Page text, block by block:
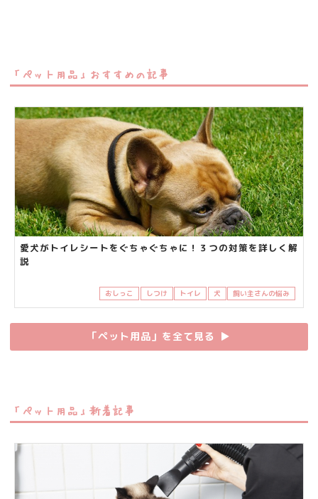
「ペット用品」おすすめの記事
愛犬がトイレシートをぐちゃぐちゃに！３つの対策を詳しく解
説
おしっこ しつけ トイレ 犬 飼い主さんの悩み
「ペット用品」を全て見る ▶︎
「ペット用品」新着記事